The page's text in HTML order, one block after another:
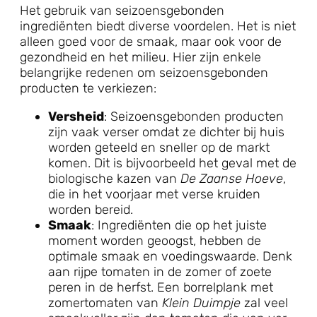
Het gebruik van seizoensgebonden
ingrediënten biedt diverse voordelen. Het is niet
alleen goed voor de smaak, maar ook voor de
gezondheid en het milieu. Hier zijn enkele
belangrijke redenen om seizoensgebonden
producten te verkiezen:
Versheid: Seizoensgebonden producten
zijn vaak verser omdat ze dichter bij huis
worden geteeld en sneller op de markt
komen. Dit is bijvoorbeeld het geval met de
biologische kazen van De Zaanse Hoeve,
die in het voorjaar met verse kruiden
worden bereid.
Smaak: Ingrediënten die op het juiste
moment worden geoogst, hebben de
optimale smaak en voedingswaarde. Denk
aan rijpe tomaten in de zomer of zoete
peren in de herfst. Een borrelplank met
zomertomaten van Klein Duimpje zal veel